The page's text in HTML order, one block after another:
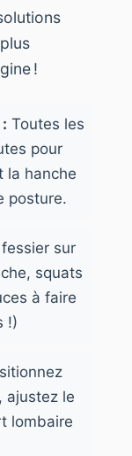
!
Toutes les
pour
la hanche
posture.
sur
squats
à faire
!)
ajustez le
lombaire